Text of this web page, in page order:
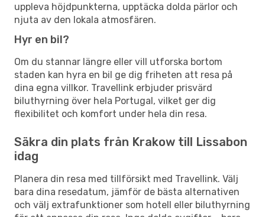
uppleva höjdpunkterna, upptäcka dolda pärlor och
njuta av den lokala atmosfären.
Hyr en bil?
Om du stannar längre eller vill utforska bortom
staden kan hyra en bil ge dig friheten att resa på
dina egna villkor. Travellink erbjuder prisvärd
biluthyrning över hela Portugal, vilket ger dig
flexibilitet och komfort under hela din resa.
Säkra din plats från Krakow till Lissabon
idag
Planera din resa med tillförsikt med Travellink. Välj
bara dina resedatum, jämför de bästa alternativen
och välj extrafunktioner som hotell eller biluthyrning